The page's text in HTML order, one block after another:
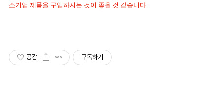
소기업 제품을 구입하시는 것이 좋을 것 같습니다.
공감 구독하기